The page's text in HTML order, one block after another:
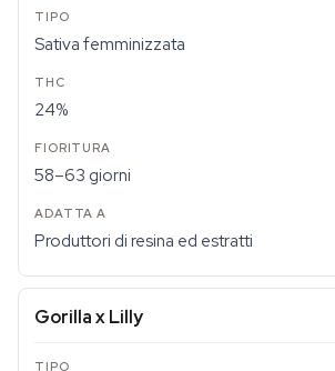
Sativa femminizzata
24%
58–63 giorni
Produttori di resina ed estratti
Gorilla x Lilly